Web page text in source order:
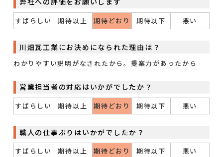
すばらしい 期待以上 期待どおり 期待以下 悪い
川畑瓦工業にお決めになられた理由は？
わかりやすい説明がなされたから。提案力があったから
営業担当者の対応はいかがでしたか？
すばらしい 期待以上 期待どおり 期待以下 悪い
職人の仕事ぶりはいかがでしたか？
すばらしい 期待以上 期待どおり 期待以下 悪い